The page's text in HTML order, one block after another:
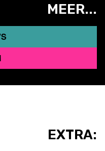
MEER...
EXTRA: